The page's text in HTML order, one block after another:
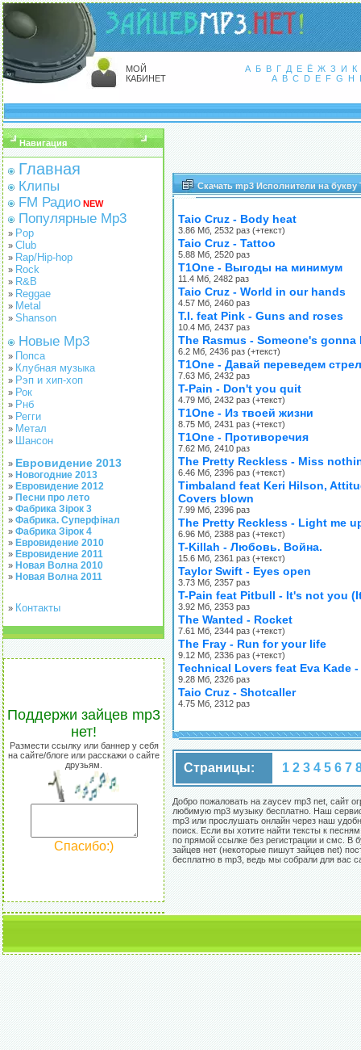
МОЙ
КАБИНЕТ
А Б В Г Д Е Ё Ж З И
К
A B C D E F G H I
Навигация
Главная
Клипы
FM Радио NEW
Популярные Mp3
» Pop
» Club
» Rap/Hip-hop
» Rock
» R&B
» Reggae
» Metal
» Shanson
Новые Mp3
» Попса
» Клубная музыка
» Рэп и хип-хоп
» Рок
» Рнб
» Регги
» Метал
» Шансон
» Евровидение 2013
» Новогодние 2013
» Евровидение 2012
» Песни про лето
» Фабрика Зірок 3
» Фабрика. Суперфінал
» Фабрика Зірок 4
» Евровидение 2010
» Евровидение 2011
» Новая Волна 2010
» Новая Волна 2011
» Контакты
Поддержи зайцев mp3
нет!
Размести ссылку или баннер у себя
на сайте/блоге или расскажи о сайте
друзьям.
Спасибо:)
Скачать mp3 Исполнители на букву
Taio Cruz - Body heat
3.86 Мб, 2532 раз (+текст)
Taio Cruz - Tattoo
5.88 Мб, 2520 раз
T1One - Выгоды на минимум
11.4 Мб, 2482 раз
Taio Cruz - World in our hands
4.57 Мб, 2460 раз
T.I. feat Pink - Guns and roses
10.4 Мб, 2437 раз
The Rasmus - Someone's
6.2 Мб, 2436 раз (+текст)
T1One - Давай переведем
7.63 Мб, 2432 раз
T-Pain - Don't you quit
4.79 Мб, 2432 раз (+текст)
T1One - Из твоей жизни
8.75 Мб, 2431 раз (+текст)
T1One - Противоречия
7.62 Мб, 2410 раз
The Pretty Reckless - Miss
6.46 Мб, 2396 раз (+текст)
Timbaland feat Keri Hilson,
Covers blown
7.99 Мб, 2396 раз
The Pretty Reckless - Light me
6.96 Мб, 2388 раз (+текст)
T-Killah - Любовь. Война.
15.6 Мб, 2361 раз (+текст)
Taylor Swift - Eyes open
3.73 Мб, 2357 раз
T-Pain feat Pitbull - It's not you
3.92 Мб, 2353 раз
The Wanted - Rocket
7.61 Мб, 2344 раз (+текст)
The Fray - Run for your life
9.12 Мб, 2336 раз (+текст)
Technical Lovers feat Eva Kade -
9.28 Мб, 2326 раз
Taio Cruz - Shotcaller
4.75 Мб, 2312 раз
Страницы: 1 2 3 4 5 6 7
Добро пожаловать на zaycev mp3 net, сайт
любимую mp3 музыку бесплатно. Наш
mp3 или прослушать онлайн через наш
поиск. Если вы хотите найти тексты к
по прямой ссылке без регистрации и смс.
зайцев нет (некоторые пишут зайцев net)
бесплатно в mp3, ведь мы собрали для вас